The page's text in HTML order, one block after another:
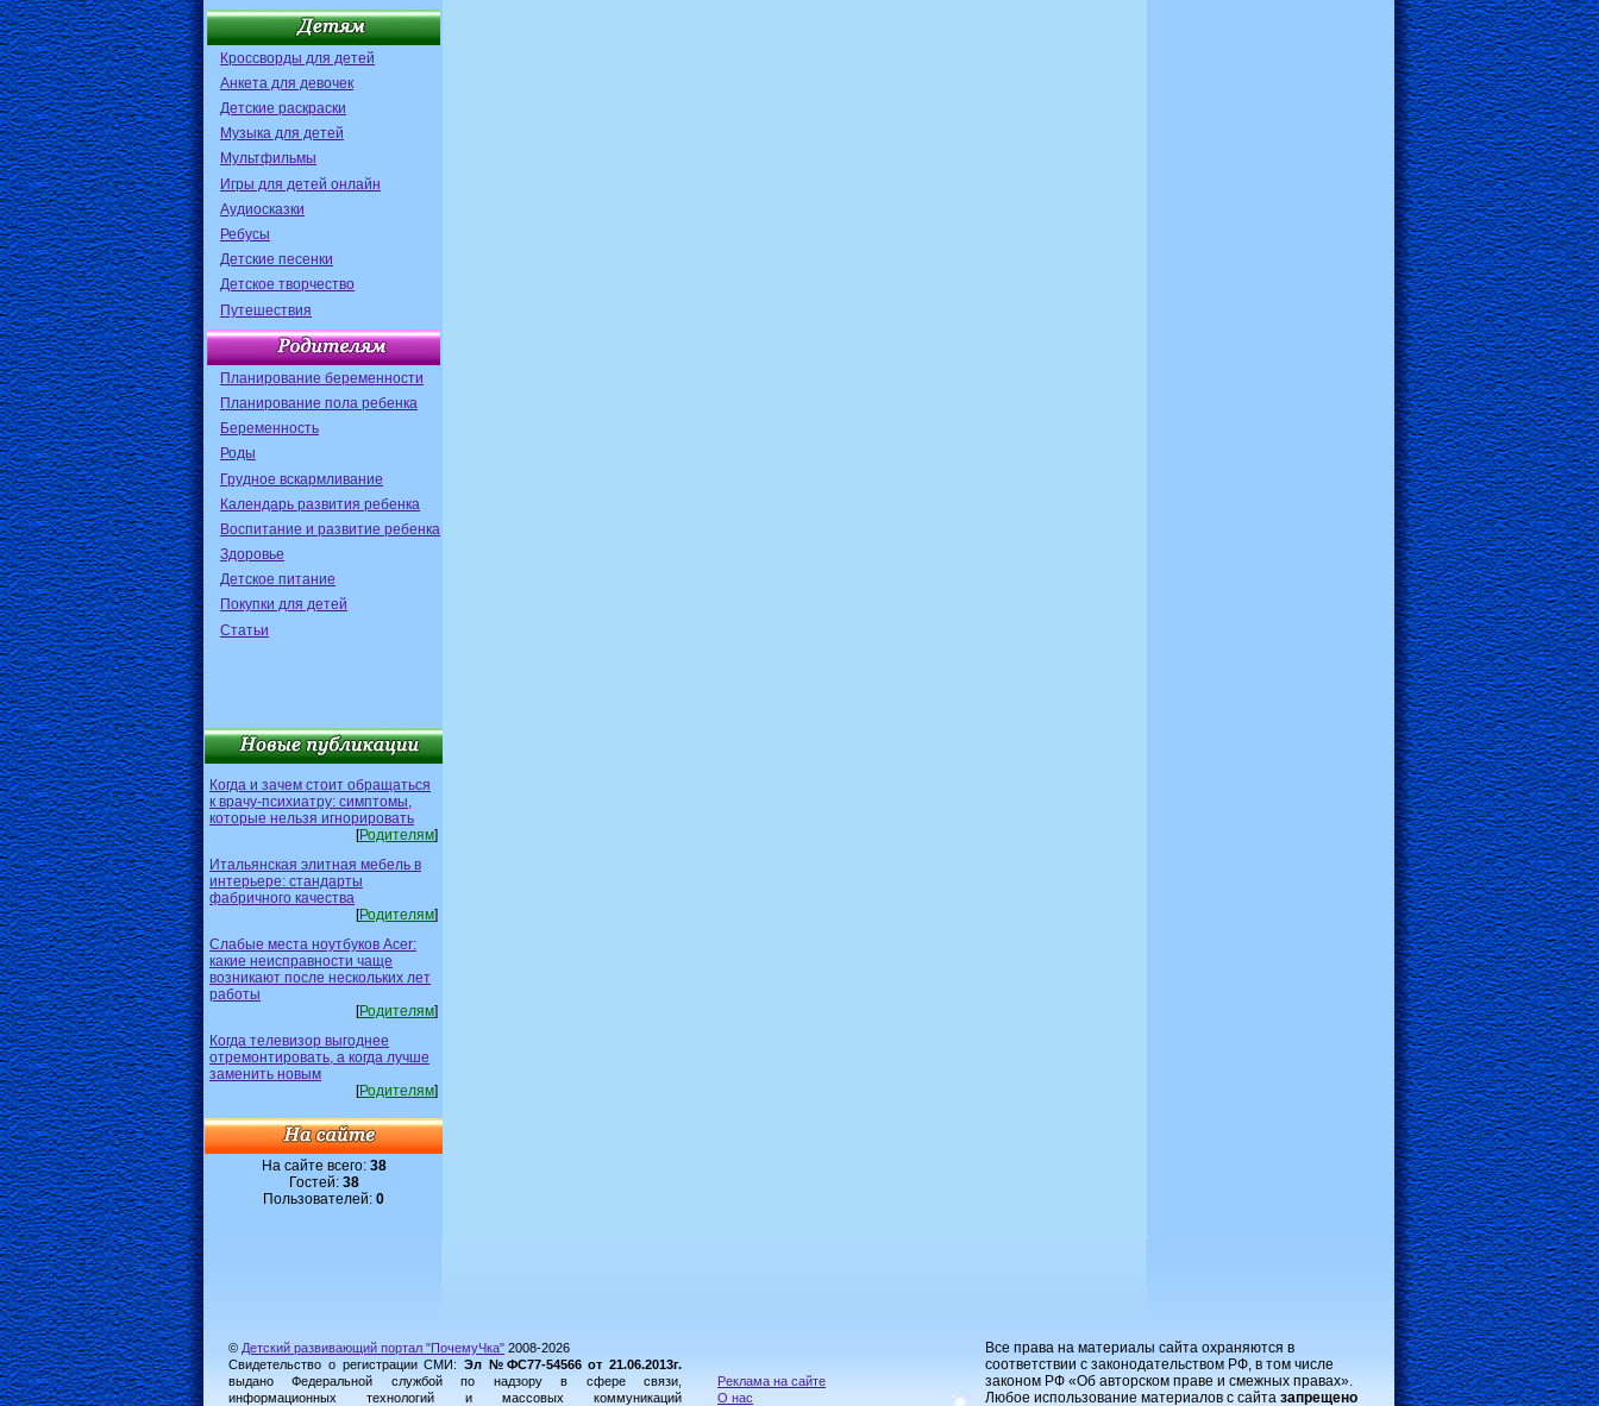
Кроссворды для детей
Анкета для девочек
Детские раскраски
Музыка для детей
Мультфильмы
Игры для детей онлайн
Аудиосказки
Ребусы
Детские песенки
Детское творчество
Путешествия
Планирование беременности
Планирование пола ребенка
Беременность
Роды
Грудное вскармливание
Календарь развития ребенка
Воспитание и развитие ребенка
Здоровье
Детское питание
Покупки для детей
Статьи
Когда и зачем стоит обращаться
к врачу-психиатру: симптомы,
которые нельзя игнорировать
[Родителям]
Итальянская элитная мебель в
интерьере: стандарты
фабричного качества
[Родителям]
Слабые места ноутбуков Acer:
какие неисправности чаще
возникают после нескольких лет
работы
[Родителям]
Когда телевизор выгоднее
отремонтировать, а когда лучше
заменить новым
[Родителям]
На сайте всего: 38
Гостей: 38
Пользователей: 0
© Детский развивающий портал "ПочемуЧка" 2008-2026
Свидетельство о регистрации СМИ: Эл №ФС77-54566 от 21.06.2013г.
выдано Федеральной службой по надзору в сфере связи,
информационных технологий и массовых коммуникаций
Реклама на сайте
О нас
Все права на материалы сайта охраняются в
соответствии с законодательством РФ, в том числе
законом РФ «Об авторском праве и смежных правах».
Любое использование материалов с сайта запрещено